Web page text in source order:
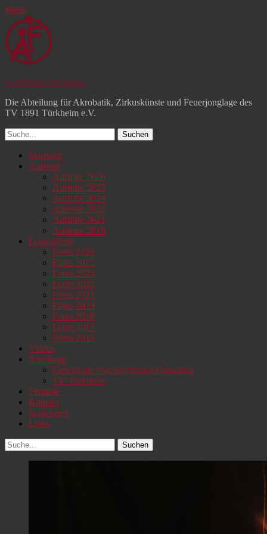
Menü
Acrobatica Fantastica
Die Abteilung für Akrobatik, Zirkuskünste und Feuerjonglage des
TV 1891 Türkheim e.V.
Suchen
nach:
Primäres
Menü
Zum
Inhalt
Startseite
Auftritte
Auftritte 2026
Auftritte 2025
Auftritte 2024
Auftritte 2022
Auftritte 2021
Auftritte 2019
Fotogallerie
Fotos 2026
Fotos 2025
Fotos 2024
Fotos 2022
Fotos 2021
Fotos 2019
Fotos 2018
Fotos 2017
Fotos 2016
Videos
Abteilung
Geschichte von Acrobatica Fantastica
TV Türkheim
Termine
Kontakt
Sponsoren
Links
Suchen
Suchen
nach: